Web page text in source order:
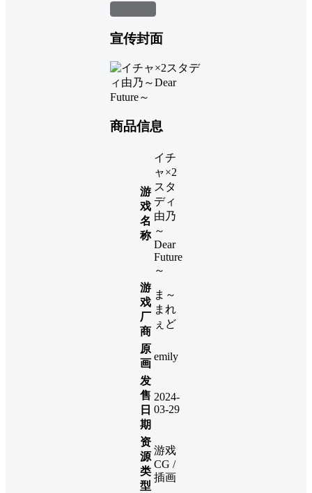
宣传封面
商品信息
游
戏
名
称
イチ
ャ×2
スタ
ディ
由乃
～
Dear
Future
～
游
戏
厂
商
ま～
まれ
ぇど
原
画
emily
发
售
日
期
2024-
03-29
资
源
类
型
游戏
CG /
插画